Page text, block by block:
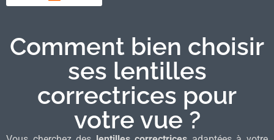
Comment bien choisir
ses lentilles
correctrices pour
votre vue ?